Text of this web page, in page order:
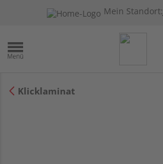
Mein Standort:
Klicklaminat